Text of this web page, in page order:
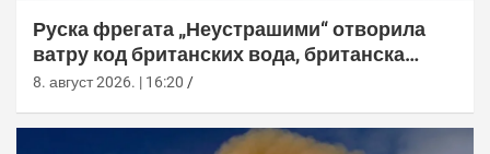
Руска фрегата „Неустрашими“ отворила
ватру код британских вода, британска
морнарица појачала праћење
8. август 2026. | 16:20